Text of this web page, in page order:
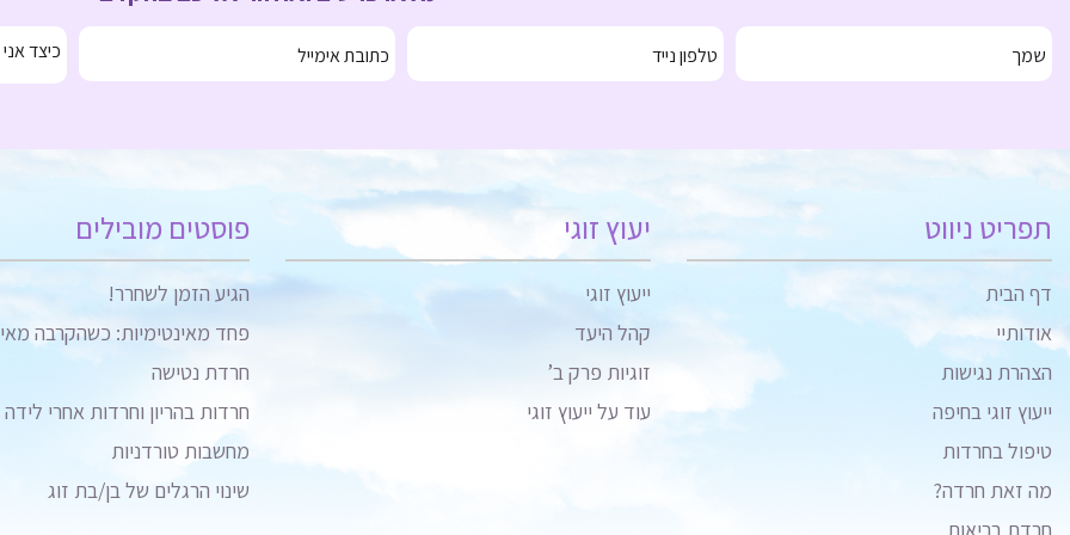
תפריט ניווט
דף הבית
אודותיי
הצהרת נגישות
ייעוץ זוגי בחיפה
טיפול בחרדות
מה זאת חרדה?
יעוץ זוגי
ייעוץ זוגי
קהל היעד
זוגיות פרק ב’
עוד על ייעוץ זוגי
פוסטים מובילים
הגיע הזמן לשחרר!
פחד מאינטימיות: כשהקרבה
חרדת נטישה
חרדות בהריון וחרדות אחרי לידה
מחשבות טורדניות
שינוי הרגלים של בן/בת זוג